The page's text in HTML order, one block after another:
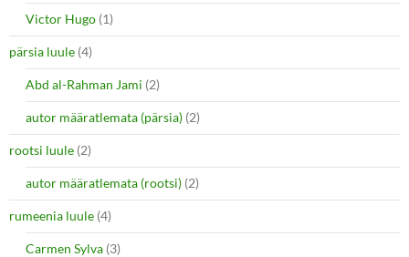
Victor Hugo (1)
pärsia luule (4)
Abd al-Rahman Jami (2)
autor määratlemata (pärsia) (2)
rootsi luule (2)
autor määratlemata (rootsi) (2)
rumeenia luule (4)
Carmen Sylva (3)